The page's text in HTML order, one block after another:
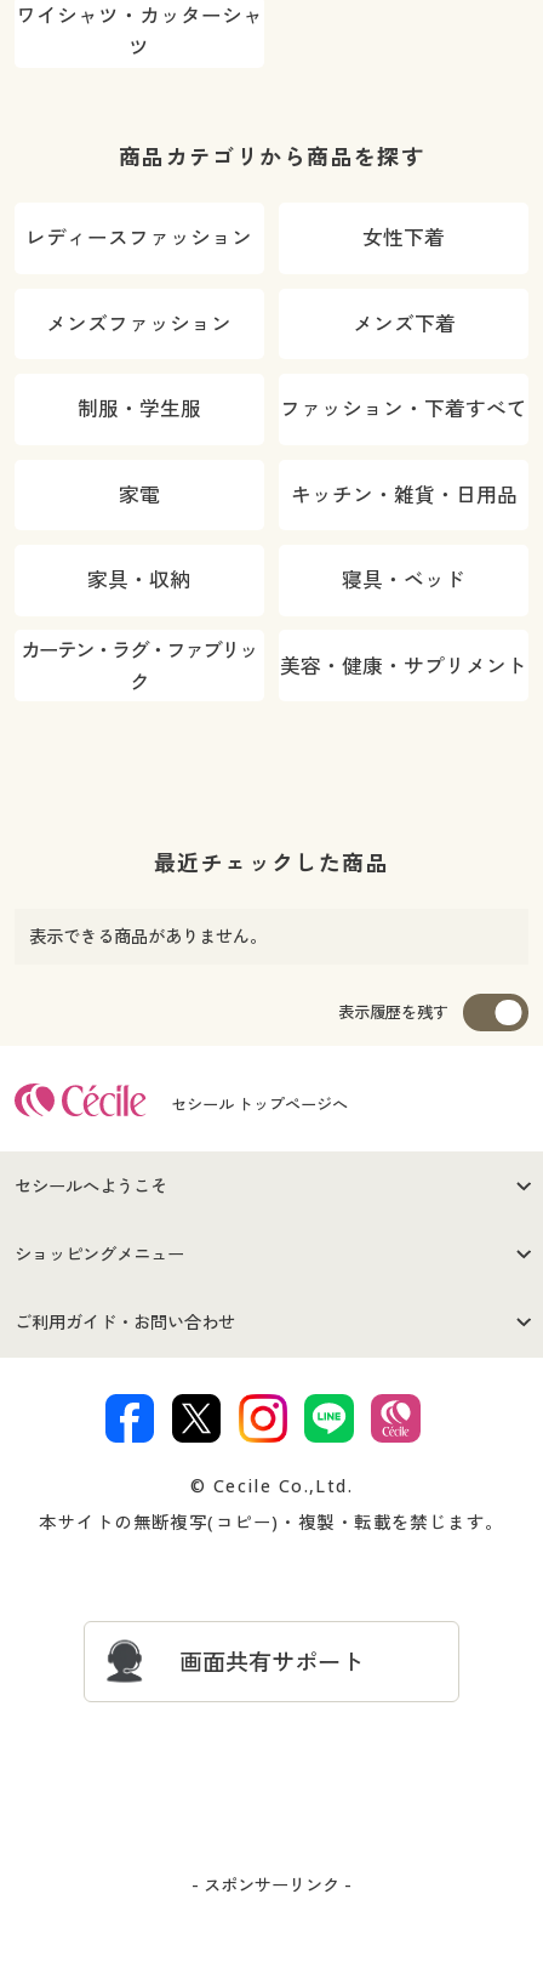
ワイシャツ・カッターシャ
ツ
商品カテゴリから商品を探す
レディースファッション 女性下着
メンズファッション メンズ下着
制服・学生服 ファッション・下着すべて
家電 キッチン・雑貨・日用品
家具・収納 寝具・ベッド
カーテン・ラグ・ファブリッ
ク
美容・健康・サプリメント
最近チェックした商品
表示できる商品がありません。
表示履歴を残す
セシール トップページへ
セシールへようこそ
はじめての方へ
セシールご利用規約
著作権・商標について 会社案内
ショッピングメニュー
商品カテゴリ
プレゼント＆キャンペーン サイトマップ
ご利用ガイド・お問い合わせ
交換・返品は お支払は
ついて
忘れの場合
© Cecile Co.,Ltd.
本サイトの無断複写(コピー)・複製・転載を禁じます。
画面共有サポート
- スポンサーリンク -